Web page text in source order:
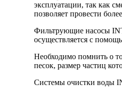
эксплуатации, так как
позволяет провести
Фильтрующие насосы
осуществляется с
Необходимо помнить о
песок, размер частиц
Системы очистки воды